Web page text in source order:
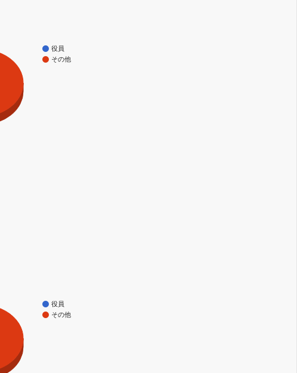
役員
その他
役員
その他